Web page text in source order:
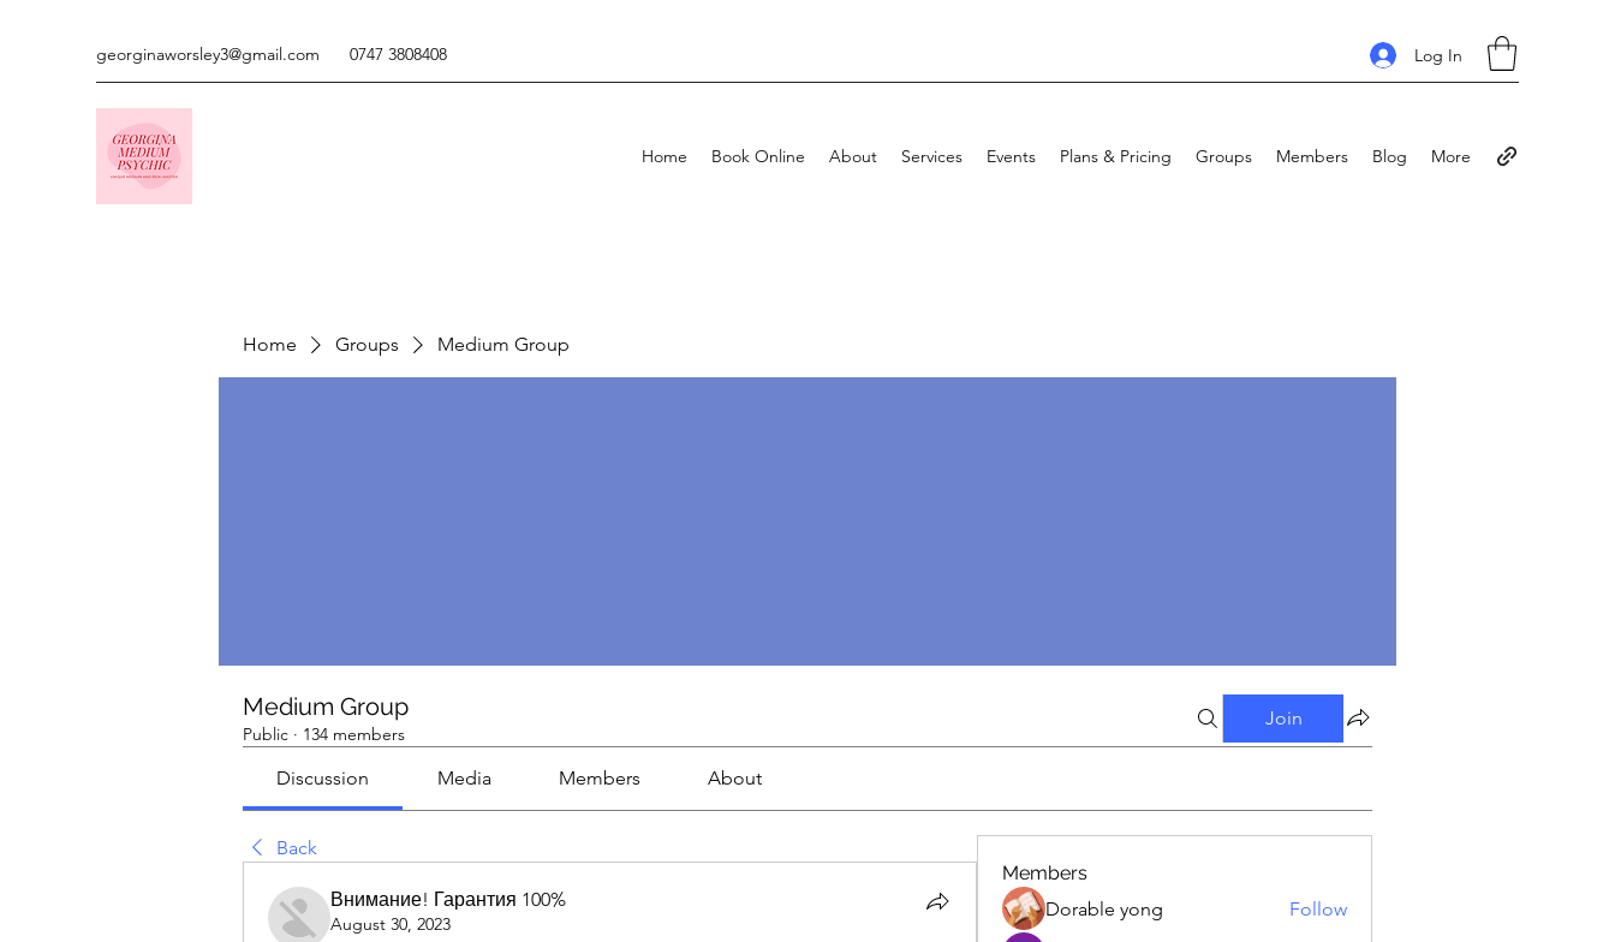
georginaworsley3@gmail.com 0747 3808408 Log In
Home Book Online About Services Events Plans & Pricing Groups Members Blog More
Home Groups Medium Group
Medium Group
Public · 134 members
Join
Discussion Media Members About
Back
Внимание! Гарантия 100%
August 30, 2023
Members
Dorable yong
Follow